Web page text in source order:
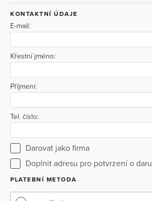
KONTAKTNÍ ÚDAJE
E-mail:
Křestní jméno:
Příjmení:
Tel. číslo:
Darovat jako firma
Doplnit adresu pro potvrzení o daru
PLATEBNÍ METODA